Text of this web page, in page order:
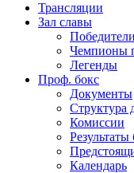
Трансляции
Зал славы
Чемпионы
Легенды
Проф. бокс
Документы
Структура
Комиссии
Результаты
Календарь